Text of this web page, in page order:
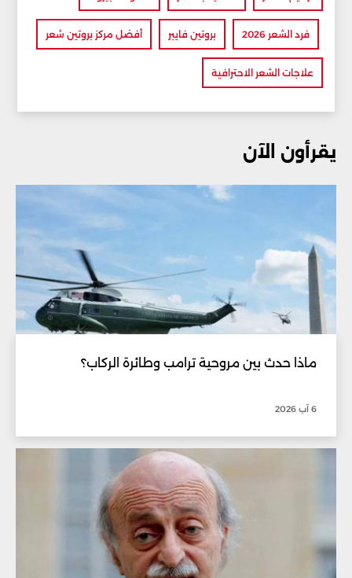
فرد الشعر 2026 بروتين فايبر أفضل مركز بروتين شعر
علاجات الشعر الاحترافية
يقرأون الآن
ماذا حدث بين مروحية ترامب وطائرة الركاب؟
6 آب 2026